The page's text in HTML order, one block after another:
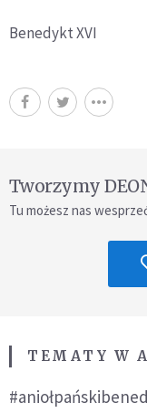
Benedykt XVI
Tworzymy
Tu możesz nas
TEMATY W